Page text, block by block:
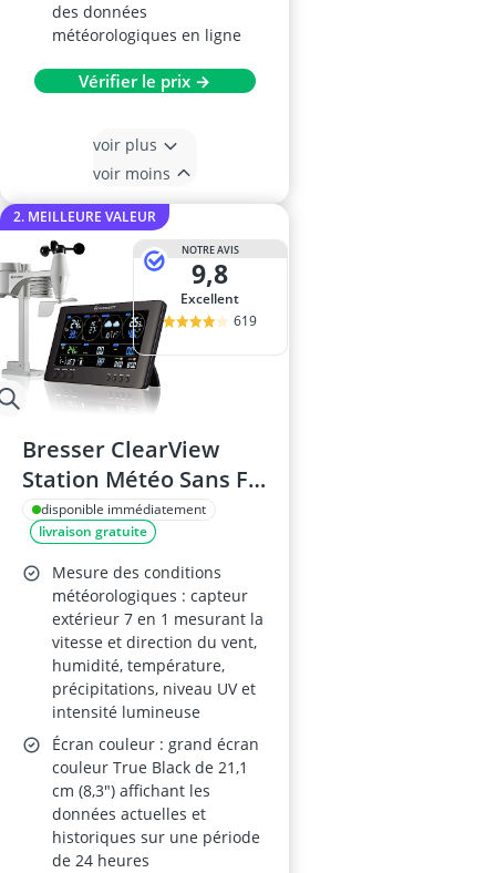
des données
météorologiques en ligne
Vérifier le prix →
voir plus
voir moins
2. MEILLEURE VALEUR
NOTRE AVIS
9,8
Excellent
619
Bresser ClearView
Station Météo Sans Fil
Pro 7 en 1
disponible immédiatement
livraison gratuite
Mesure des conditions
météorologiques : capteur
extérieur 7 en 1 mesurant la
vitesse et direction du vent,
humidité, température,
précipitations, niveau UV et
intensité lumineuse
Écran couleur : grand écran
couleur True Black de 21,1
cm (8,3") affichant les
données actuelles et
historiques sur une période
de 24 heures